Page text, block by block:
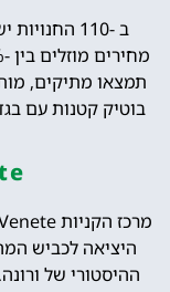
ב -110
תמצאו מתיקים,
בוטיק קטנות עם